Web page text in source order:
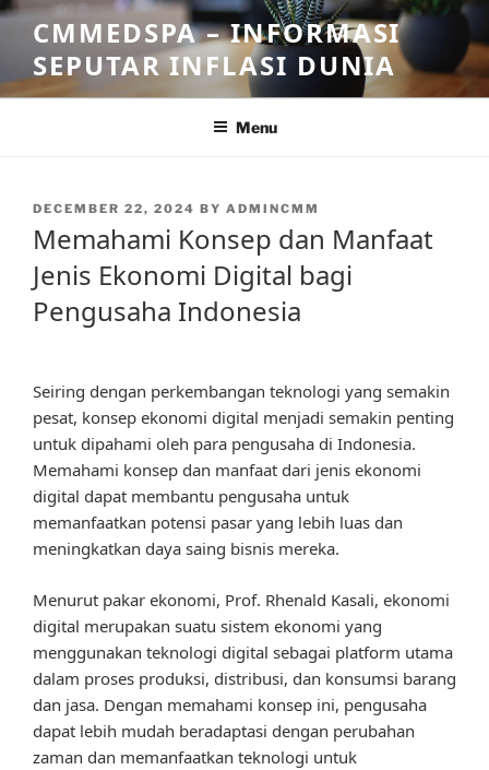
Skip
content
CMMEDSPA – INFORMASI
SEPUTAR INFLASI DUNIA
Menu
POSTED
DECEMBER 22, 2024 BY ADMINCMM
Memahami Konsep dan Manfaat
Jenis Ekonomi Digital bagi
Pengusaha Indonesia
Seiring dengan perkembangan teknologi yang semakin
pesat, konsep ekonomi digital menjadi semakin penting
untuk dipahami oleh para pengusaha di Indonesia.
Memahami konsep dan manfaat dari jenis ekonomi
digital dapat membantu pengusaha untuk
memanfaatkan potensi pasar yang lebih luas dan
meningkatkan daya saing bisnis mereka.
Menurut pakar ekonomi, Prof. Rhenald Kasali, ekonomi
digital merupakan suatu sistem ekonomi yang
menggunakan teknologi digital sebagai platform utama
dalam proses produksi, distribusi, dan konsumsi barang
dan jasa. Dengan memahami konsep ini, pengusaha
dapat lebih mudah beradaptasi dengan perubahan
zaman dan memanfaatkan teknologi untuk